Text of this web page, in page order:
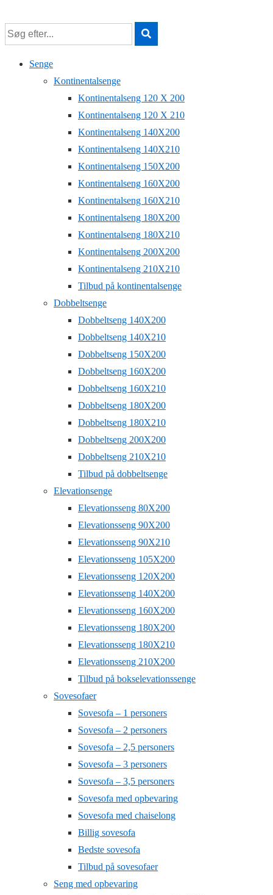
Hop
til
hovedindhold
Senge
Kontinentalsenge
Kontinentalseng 120 X 200
Kontinentalseng 120 X 210
Kontinentalseng 140X200
Kontinentalseng 140X210
Kontinentalseng 150X200
Kontinentalseng 160X200
Kontinentalseng 160X210
Kontinentalseng 180X200
Kontinentalseng 180X210
Kontinentalseng 200X200
Kontinentalseng 210X210
Tilbud på kontinentalsenge
Dobbeltsenge
Dobbeltseng 140X200
Dobbeltseng 140X210
Dobbeltseng 150X200
Dobbeltseng 160X200
Dobbeltseng 160X210
Dobbeltseng 180X200
Dobbeltseng 180X210
Dobbeltseng 200X200
Dobbeltseng 210X210
Tilbud på dobbeltsenge
Elevationsenge
Elevationsseng 80X200
Elevationsseng 90X200
Elevationsseng 90X210
Elevationsseng 105X200
Elevationsseng 120X200
Elevationsseng 140X200
Elevationsseng 160X200
Elevationsseng 180X200
Elevationsseng 180X210
Elevationsseng 210X200
Tilbud på bokselevationssenge
Sovesofaer
Sovesofa – 1 personers
Sovesofa – 2 personers
Sovesofa – 2,5 personers
Sovesofa – 3 personers
Sovesofa – 3,5 personers
Sovesofa med opbevaring
Sovesofa med chaiselong
Billig sovesofa
Bedste sovesofa
Tilbud på sovesofaer
Seng med opbevaring